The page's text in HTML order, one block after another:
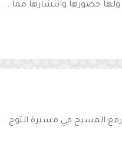
حضورها وانتشارها مما ...
رفع المسيح في مسيرة التوح ...